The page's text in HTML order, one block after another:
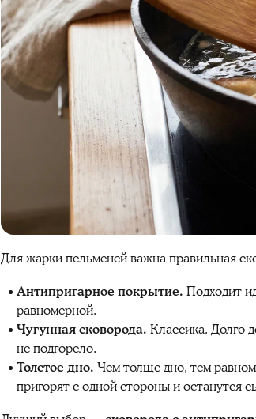
Для жарки пельменей важна правильная
Антипригарное покрытие. Подходит
равномерной.
Чугунная сковорода. Классика. Долго
не подгорело.
Толстое дно. Чем толще дно, тем
пригорят с одной стороны и останутся